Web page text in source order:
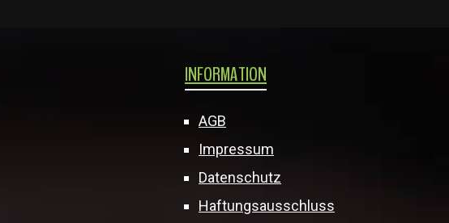
INFORMATION
AGB
Impressum
Datenschutz
Haftungsausschluss